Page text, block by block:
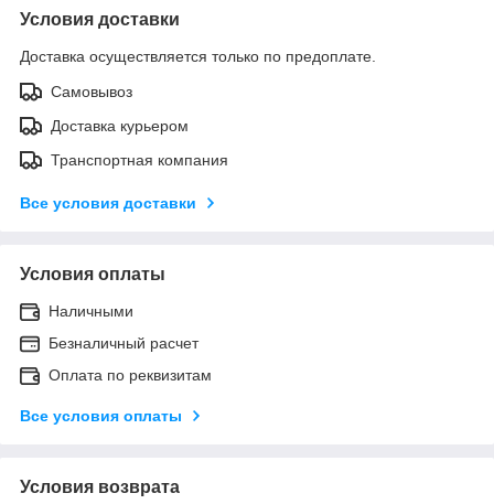
Условия доставки
Доставка осуществляется только по предоплате.
Самовывоз
Доставка курьером
Транспортная компания
Все условия доставки
Условия оплаты
Наличными
Безналичный расчет
Оплата по реквизитам
Все условия оплаты
Условия возврата